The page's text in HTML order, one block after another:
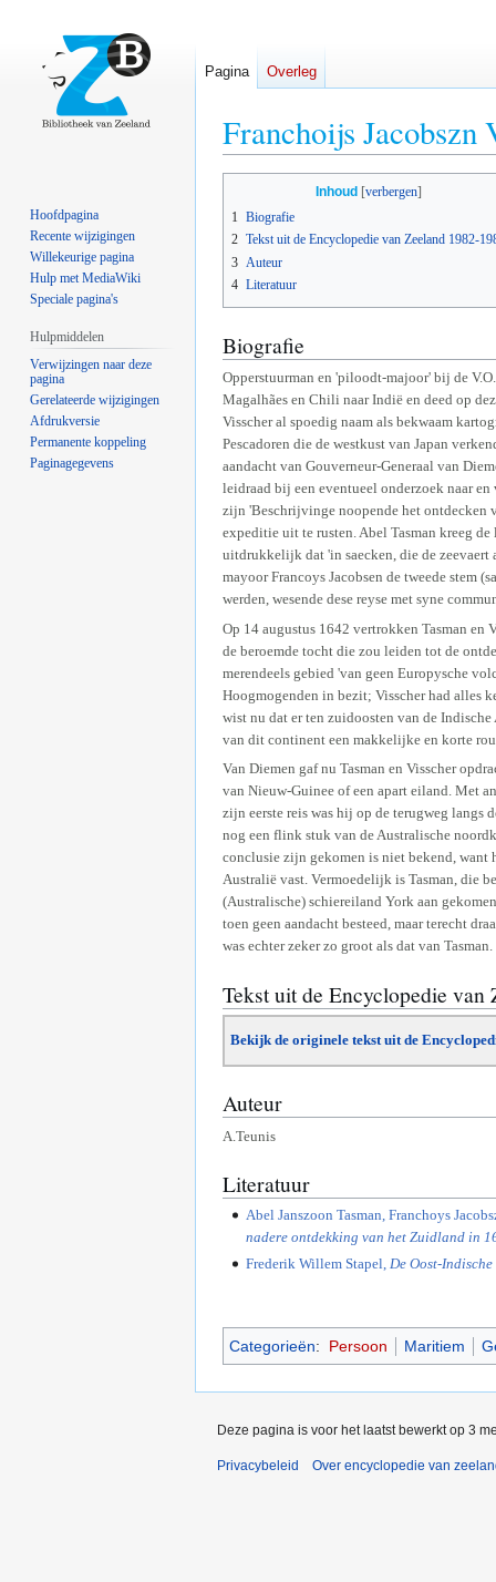
Franchoijs Jacobszn
navigatie
springen
zoeken
springen
Inhoud
1 Biografie
2 Tekst uit de Encyclopedie van Zeeland 1982-
3 Auteur
4 Literatuur
Biografie
Opperstuurman en 'piloodt-majoor' bij de
Magalhães en Chili naar Indië en deed op
Visscher al spoedig naam als bekwaam
Pescadoren die de westkust van Japan
aandacht van Gouverneur-Generaal van
leidraad bij een eventueel onderzoek naar
zijn 'Beschrijvinge noopende het ontdecken
expeditie uit te rusten. Abel Tasman kreeg
uitdrukkelijk dat 'in saecken, die de zeevaert
mayoor Francoys Jacobsen de tweede stem
werden, wesende dese reyse met syne
Op 14 augustus 1642 vertrokken Tasman en
de beroemde tocht die zou leiden tot de
merendeels gebied 'van geen Europysche
Hoogmogenden in bezit; Visscher had alles
wist nu dat er ten zuidoosten van de
van dit continent een makkelijke en korte
Van Diemen gaf nu Tasman en Visscher
van Nieuw-Guinee of een apart eiland. Met
zijn eerste reis was hij op de terugweg langs
nog een flink stuk van de Australische
conclusie zijn gekomen is niet bekend, want
Australië vast. Vermoedelijk is Tasman, die
(Australische) schiereiland York aan
toen geen aandacht besteed, maar terecht
was echter zeker zo groot als dat van Tasman.
Tekst uit de Encyclopedie van
Bekijk de originele tekst uit de
Auteur
A.Teunis
Literatuur
Abel Janszoon Tasman, Franchoys
nadere ontdekking van het Zuidland in
Frederik Willem Stapel, De Oost-
Categorieën: Persoon Maritiem
Pagina Overleg
Hoofdpagina
Recente wijzigingen
Willekeurige pagina
Hulp met MediaWiki
Speciale pagina's
Hulpmiddelen
Verwijzingen naar deze
pagina
Gerelateerde wijzigingen
Afdrukversie
Permanente koppeling
Paginagegevens
Deze pagina is voor het laatst bewerkt op 3
Privacybeleid Over encyclopedie van